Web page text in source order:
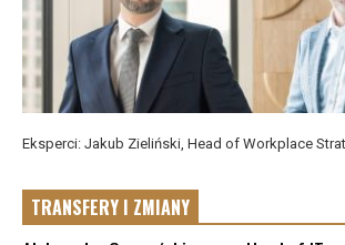
Eksperci: Jakub Zieliński, Head of Workplace
TRANSFERY I ZMIANY